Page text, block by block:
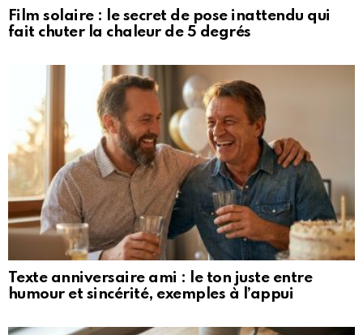
Film solaire : le secret de pose inattendu qui
fait chuter la chaleur de 5 degrés
Texte anniversaire ami : le ton juste entre
humour et sincérité, exemples à l’appui